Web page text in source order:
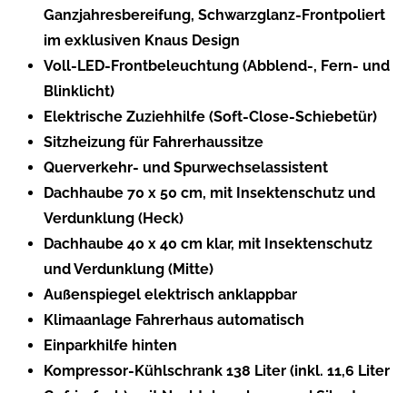
Ganzjahresbereifung, Schwarzglanz-Frontpoliert
im exklusiven Knaus Design
Voll-LED-Frontbeleuchtung (Abblend-, Fern- und
Blinklicht)
Elektrische Zuziehhilfe (Soft-Close-Schiebetür)
Sitzheizung für Fahrerhaussitze
Querverkehr- und Spurwechselassistent
Dachhaube 70 x 50 cm, mit Insektenschutz und
Verdunklung (Heck)
Dachhaube 40 x 40 cm klar, mit Insektenschutz
und Verdunklung (Mitte)
Außenspiegel elektrisch anklappbar
Klimaanlage Fahrerhaus automatisch
Einparkhilfe hinten
Kompressor-Kühlschrank 138 Liter (inkl. 11,6 Liter